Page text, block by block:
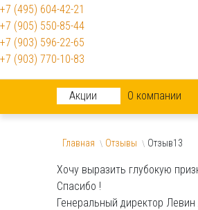
+7 (495) 604-42-21
+7 (905) 550-85-44
+7 (903) 596-22-65
+7 (903) 770-10-83
Акции О компании
Главная \ Отзывы \ Отзыв13
Хочу выразить глубокую
Спасибо !
Генеральный директор Левин